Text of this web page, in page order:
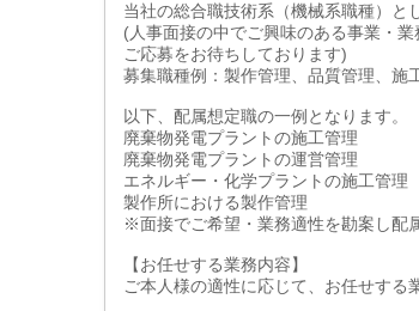
当社の総合職技術系（機械系職種）と
(人事面接の中でご興味のある事業・
ご応募をお待ちしております)
募集職種例：製作管理、品質管理、施
以下、配属想定職の一例となります。
廃棄物発電プラントの施工管理
廃棄物発電プラントの運営管理
エネルギー・化学プラントの施工管理
製作所における製作管理
※面接でご希望・業務適性を勘案し配
【お任せする業務内容】
ご本人様の適性に応じて、お任せする